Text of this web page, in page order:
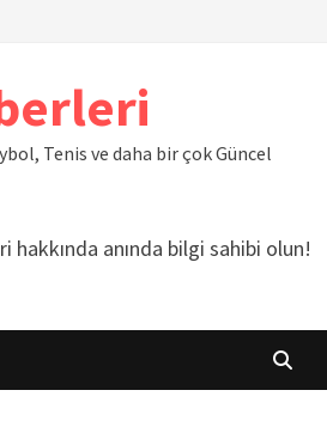
Tenis ve daha bir çok Güncel
hakkında anında bilgi sahibi olun!